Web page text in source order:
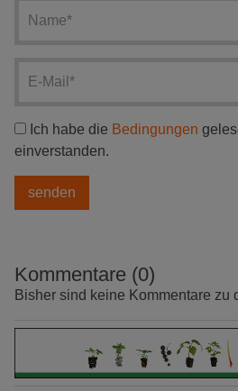
Ich habe die Bedingungen
einverstanden.
Kommentare (0)
Bisher sind keine Kommentare zu